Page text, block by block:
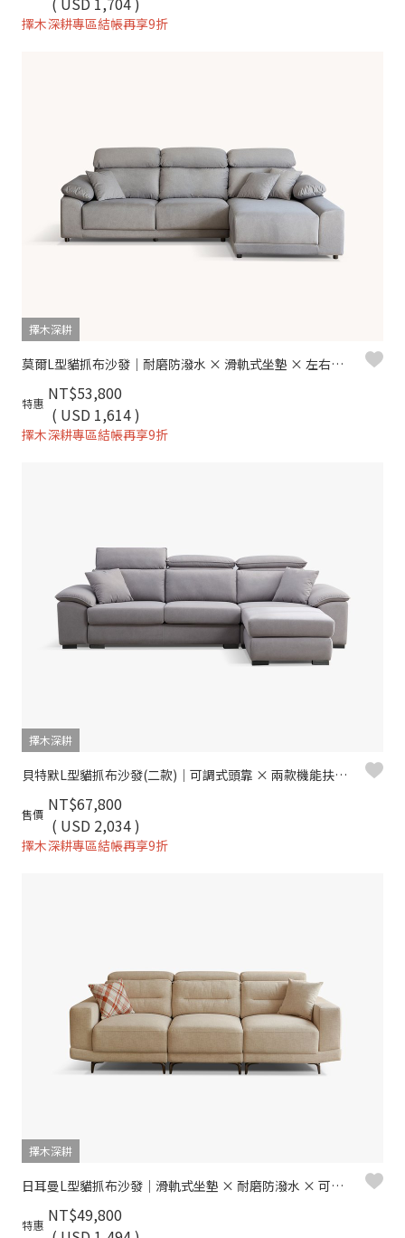
擇木深耕專區結帳再享9折
擇木深耕
莫爾L型貓抓布沙發｜耐磨防潑水 × 滑軌式坐墊 × 左右型可選–擇木深耕
特惠 NT$53,800
( USD 1,614 )
擇木深耕專區結帳再享9折
擇木深耕
貝特默L型貓抓布沙發(二款)｜可調式頭靠 × 兩款機能扶手 × 耐磨防潑水–擇木深耕
售價 NT$67,800
( USD 2,034 )
擇木深耕專區結帳再享9折
擇木深耕
日耳曼L型貓抓布沙發｜滑軌式坐墊 × 耐磨防潑水 × 可調頭靠枕 – 擇木深耕
特惠 NT$49,800